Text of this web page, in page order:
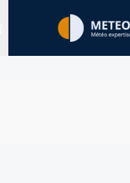
Sites expertisés